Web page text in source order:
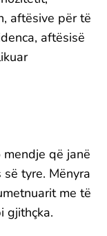
aftësive për të
aftësisë
që janë
tyre. Mënyra
me të
gjithçka.